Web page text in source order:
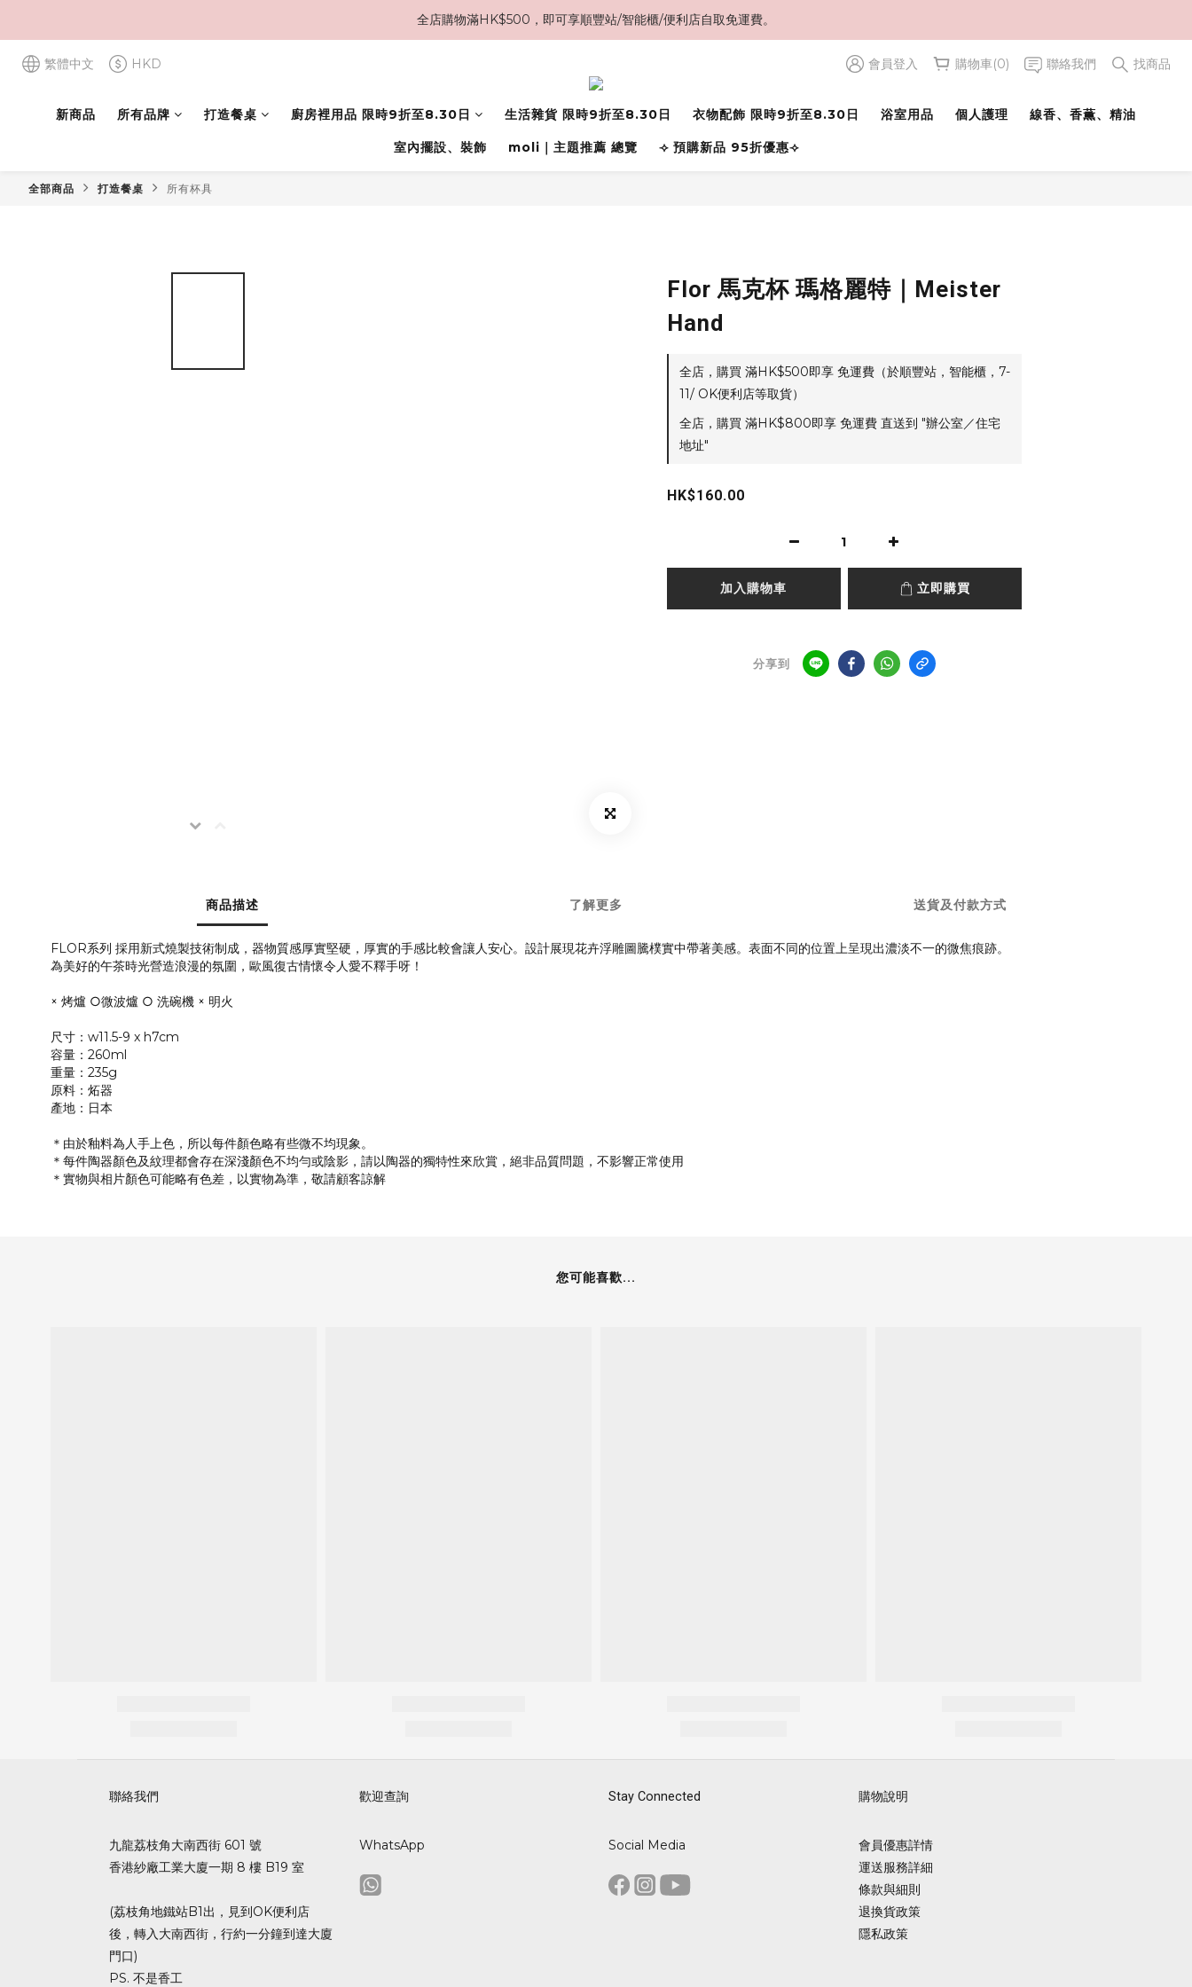
全店購物滿HK$500，即可享順豐站/智能櫃/便利店自取免運費。
繁體中文 HKD 會員登入 購物車(0) 聯絡我們 找商品
新商品 所有品牌 打造餐桌 廚房裡用品 限時9折至8.30日 生活雜貨 限時9折至8.30日 衣物配飾 限時9折至8.30日 浴室用品 個人護理 線香、香薫、精油
室內擺設、裝飾 moli｜主題推薦 總覽 ⟢ 預購新品 95折優惠⟢
全部商品 打造餐桌 所有杯具
Flor 馬克杯 瑪格麗特｜Meister
Hand
全店，購買 滿HK$500即享 免運費（於順豐站，智能櫃，7-
11/ OK便利店等取貨）
全店，購買 滿HK$800即享 免運費 直送到 "辦公室／住宅
地址"
HK$160.00
加入購物車 立即購買
分享到
商品描述 了解更多 送貨及付款方式
FLOR系列 採用新式燒製技術制成，器物質感厚實堅硬，厚實的手感比較會讓人安心。設計展現花卉浮雕圖騰樸實中帶著美感。表面不同的位置上呈現出濃淡不一的微焦痕跡。
為美好的午茶時光營造浪漫的氛圍，歐風復古情懷令人愛不釋手呀！
× 烤爐 ○微波爐 ○ 洗碗機 × 明火
尺寸：w11.5-9 x h7cm
容量：260ml
重量：235g
原料：炻器
產地：日本
＊由於釉料為人手上色，所以每件顏色略有些微不均現象。
＊每件陶器顏色及紋理都會存在深淺顏色不均勻或陰影，請以陶器的獨特性來欣賞，絕非品質問題，不影響正常使用
＊實物與相片顏色可能略有色差，以實物為準，敬請顧客諒解
您可能喜歡...
立即購買
聯絡我們
九龍荔枝角大南西街 601 號
香港紗廠工業大廈一期 8 樓 B19 室
(荔枝角地鐵站B1出，見到OK便利店
後，轉入大南西街，行約一分鐘到達大廈
門口)
PS. 不是香工
歡迎查詢
WhatsApp
Stay Connected
Social Media
購物說明
會員優惠詳情
運送服務詳細
條款與細則
退換貨政策
隱私政策